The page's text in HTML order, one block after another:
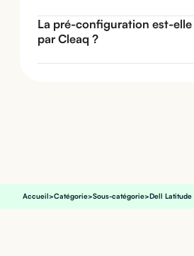
La pré-configuration est-
par Cleaq ?
Accueil>Catégorie>Sous-catégorie>Dell